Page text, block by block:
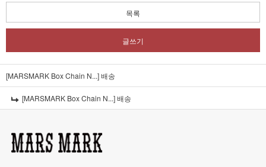
목록
글쓰기
[MARSMARK Box Chain N...]배송
[MARSMARK Box Chain N...]배송